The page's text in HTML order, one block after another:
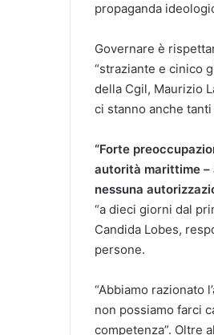
propaganda
Governare è
“straziante e cinico
della Cgil, Maurizio
ci stanno anche tanti
“Forte
autorità marittime –
nessuna
“a dieci giorni dal
Candida Lobes,
persone.
“Abbiamo razionato
non possiamo farci
competenza”. Oltre